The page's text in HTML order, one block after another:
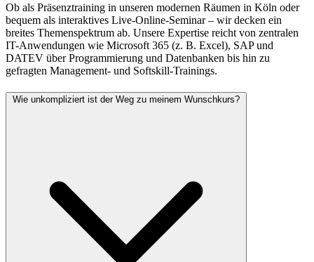
Ob als Präsenztraining in unseren modernen Räumen in Köln oder
bequem als interaktives Live-Online-Seminar – wir decken ein
breites Themenspektrum ab. Unsere Expertise reicht von zentralen
IT-Anwendungen wie Microsoft 365 (z. B. Excel), SAP und
DATEV über Programmierung und Datenbanken bis hin zu
gefragten Management- und Softskill-Trainings.
Wie unkompliziert ist der Weg zu meinem Wunschkurs?